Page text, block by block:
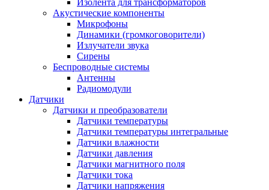
Акустические компоненты
Микрофоны
Динамики (громкоговорители)
Излучатели звука
Сирены
Беспроводные системы
Антенны
Радиомодули
Датчики
Датчики и преобразователи
Датчики температуры
Датчики температуры интегральные
Датчики влажности
Датчики давления
Датчики магнитного поля
Датчики тока
Датчики напряжения